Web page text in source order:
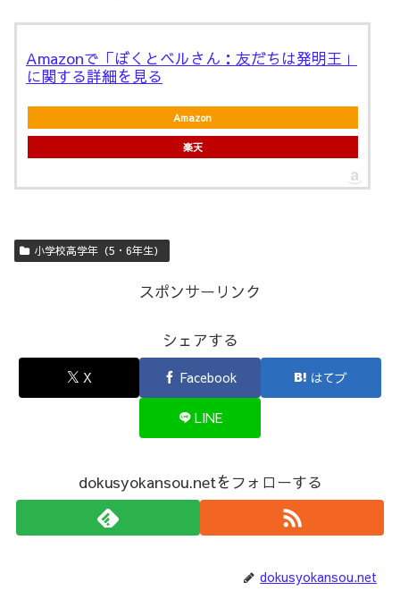
Amazonで「ぼくとベルさん：友だちは発明王」
に関する詳細を見る
Amazon
楽天
小学校高学年（5・6年生）
スポンサーリンク
シェアする
X Facebook はてブ
LINE
dokusyokansou.netをフォローする
dokusyokansou.net